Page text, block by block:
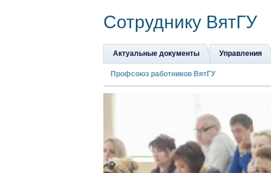
Сотруднику ВятГУ
Актуальные документы Управления
Профсоюз работников ВятГУ